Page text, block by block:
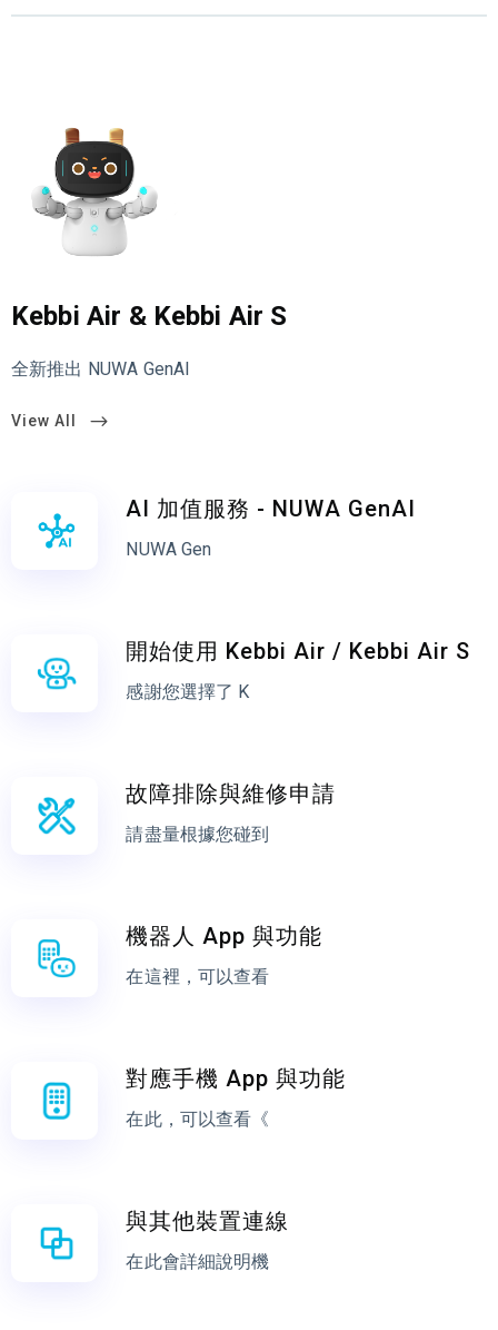
Kebbi Air & Kebbi Air S
全新推出 NUWA GenAI
View All
AI 加值服務 - NUWA GenAI
NUWA Gen
開始使用 Kebbi Air / Kebbi Air S
感謝您選擇了 K
故障排除與維修申請
請盡量根據您碰到
機器人 App 與功能
在這裡，可以查看
對應手機 App 與功能
在此，可以查看《
與其他裝置連線
在此會詳細說明機